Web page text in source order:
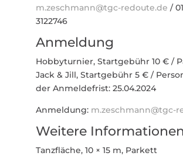
m.zeschmann@tgc-redoute.de /
3122746
Anmeldung
Hobby­turnier, Start­gebühr 10 € /
Jack & Jill, Start­gebühr 5 € /
der Anmel­de­frist: 25.04.2024
Anmeldung: m.zeschmann@tgc-
Weitere Informationen
Tanz­fläche, 10 × 15 m, Parkett